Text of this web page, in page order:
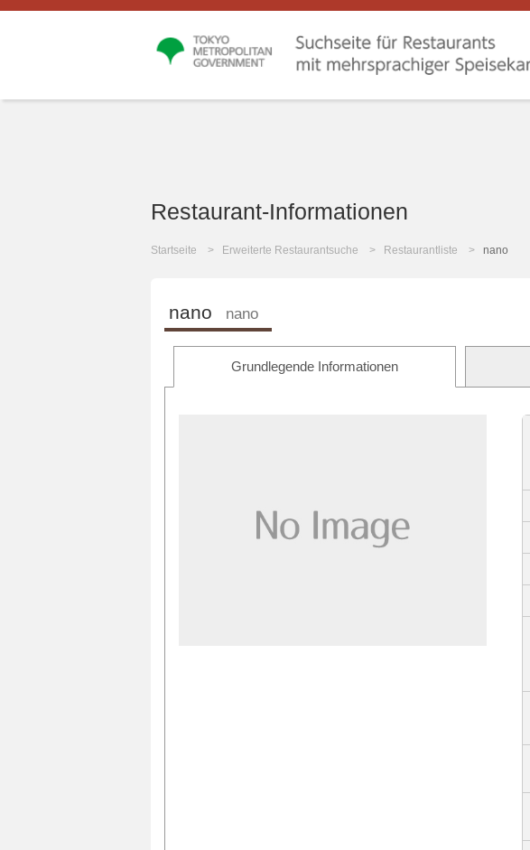
Restaurant-Informationen
Startseite Erweiterte Restaurantsuche Restaurantliste nano
nano nano
Grundlegende Informationen